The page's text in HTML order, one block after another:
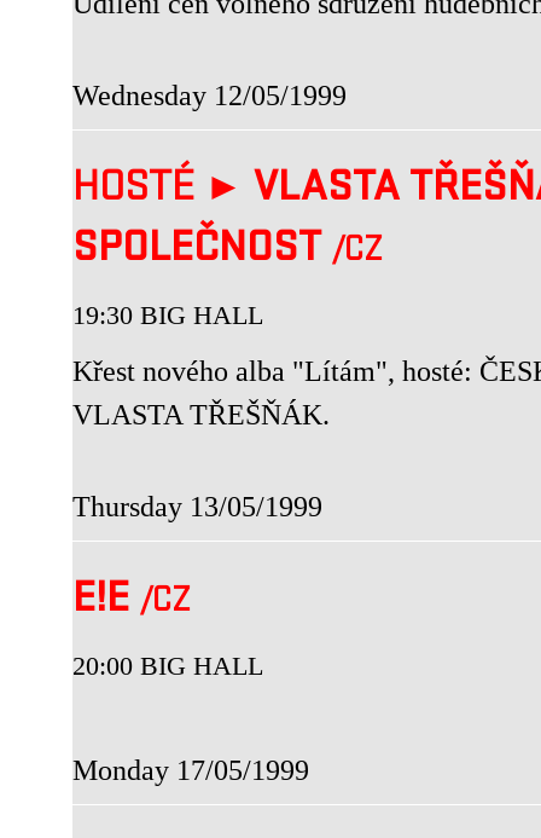
Wednesday 12/05/1999
HOSTÉ ► VLASTA
SPOLEČNOST /CZ
19:30 BIG HALL
Křest nového alba "Lítám", hosté:
VLASTA TŘEŠŇÁK.
Thursday 13/05/1999
E!E /CZ
20:00 BIG HALL
Monday 17/05/1999